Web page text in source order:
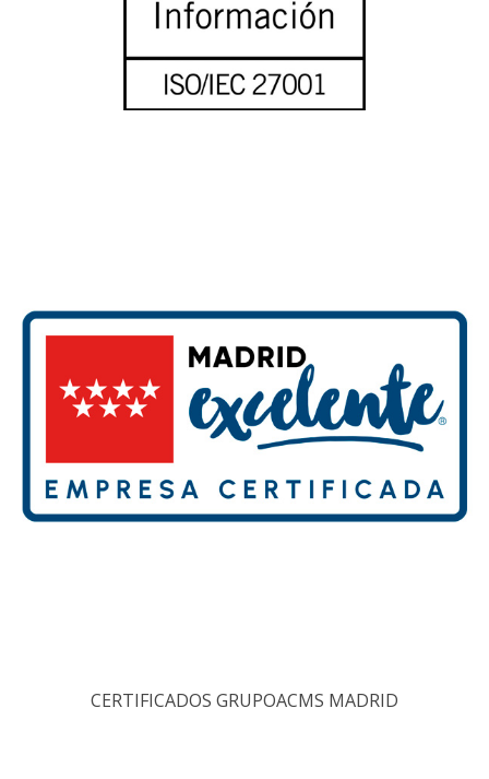
CERTIFICADOS GRUPOACMS MADRID